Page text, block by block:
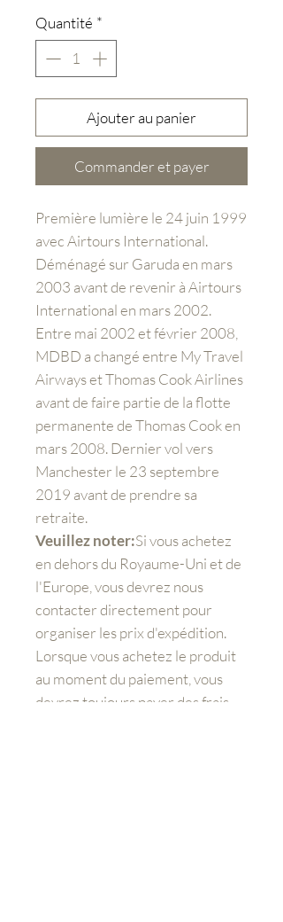
Quantité *
Ajouter au panier
Commander et payer
Première lumière le 24 juin 1999
avec Airtours International.
Déménagé sur Garuda en mars
2003 avant de revenir à Airtours
International en mars 2002.
Entre mai 2002 et février 2008,
MDBD a changé entre My Travel
Airways et Thomas Cook Airlines
avant de faire partie de la flotte
permanente de Thomas Cook en
mars 2008. Dernier vol vers
Manchester le 23 septembre
2019 avant de prendre sa
retraite.
Veuillez noter:Si vous achetez
en dehors du Royaume-Uni et de
l'Europe, vous devrez nous
contacter directement pour
organiser les prix d'expédition.
Lorsque vous achetez le produit
au moment du paiement, vous
devrez toujours payer des frais